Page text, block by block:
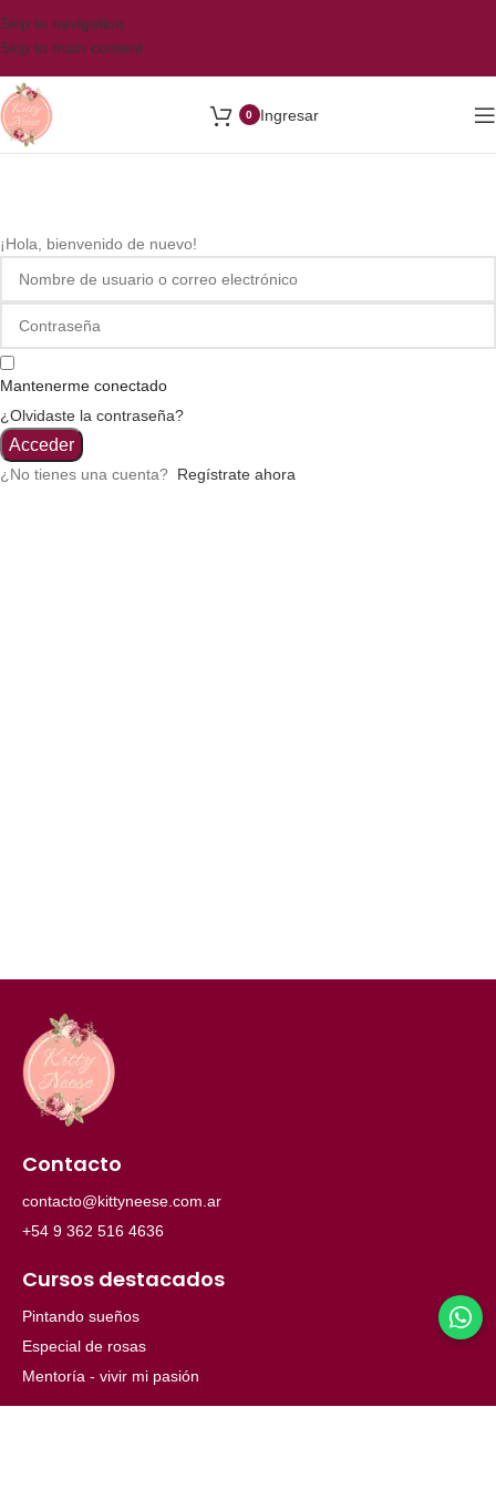
Skip to navigation
Skip to main content
0 Ingresar
¡Hola, bienvenido de nuevo!
Mantenerme conectado
¿Olvidaste la contraseña?
Acceder
¿No tienes una cuenta? Regístrate ahora
Contacto
contacto@kittyneese.com.ar
+54 9 362 516 4636
Cursos destacados
Pintando sueños
Especial de rosas
Mentoría - vivir mi pasión